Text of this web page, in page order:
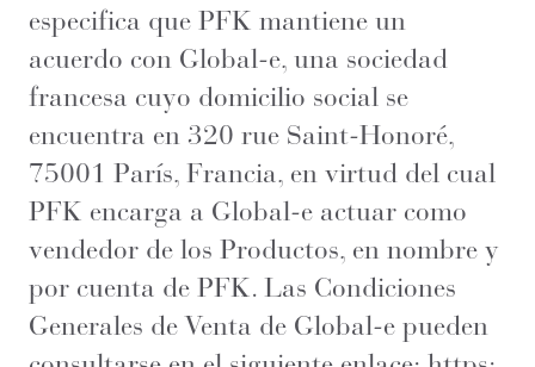
especifica que PFK mantiene un
acuerdo con Global-e, una sociedad
francesa cuyo domicilio social se
encuentra en 320 rue Saint-Honoré,
75001 París, Francia, en virtud del cual
PFK encarga a Global-e actuar como
vendedor de los Productos, en nombre y
por cuenta de PFK. Las Condiciones
Generales de Venta de Global-e pueden